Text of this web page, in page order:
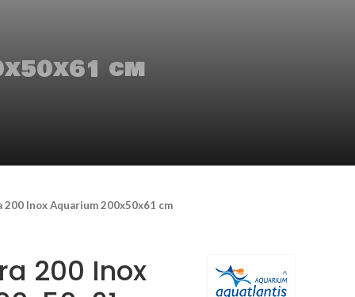
cm
Inox Aquarium 200x50x61 cm
200 Inox